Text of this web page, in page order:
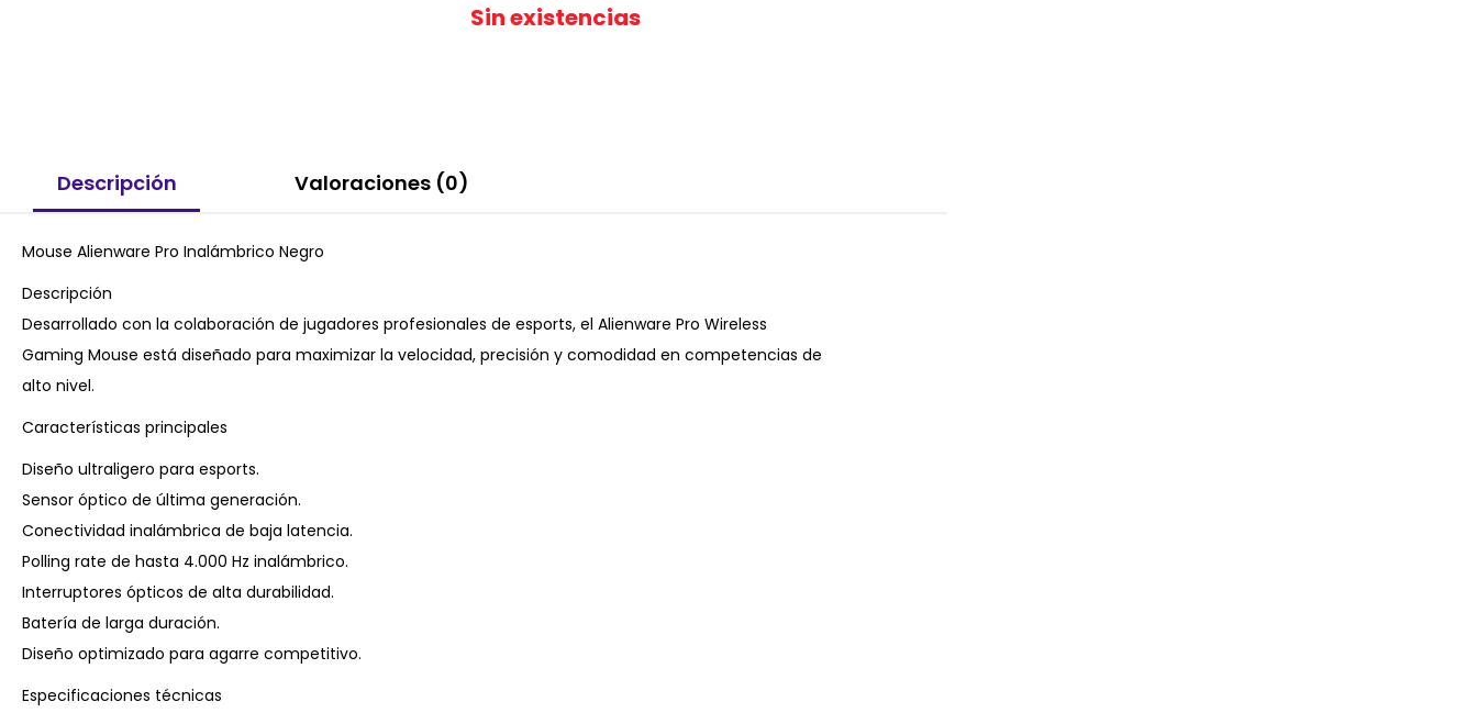
Sin existencias
Descripción Valoraciones (0)
Mouse Alienware Pro Inalámbrico Negro
Descripción
Desarrollado con la colaboración de jugadores profesionales de esports, el Alienware Pro Wireless
Gaming Mouse está diseñado para maximizar la velocidad, precisión y comodidad en competencias de
alto nivel.
Características principales
Diseño ultraligero para esports.
Sensor óptico de última generación.
Conectividad inalámbrica de baja latencia.
Polling rate de hasta 4.000 Hz inalámbrico.
Interruptores ópticos de alta durabilidad.
Batería de larga duración.
Diseño optimizado para agarre competitivo.
Especificaciones técnicas